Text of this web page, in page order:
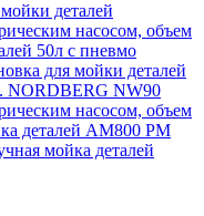
деталей
насосом, объем
50л с пневмо
для мойки деталей
NORDBERG NW90
насосом, объем
деталей АМ800 РМ
мойка деталей